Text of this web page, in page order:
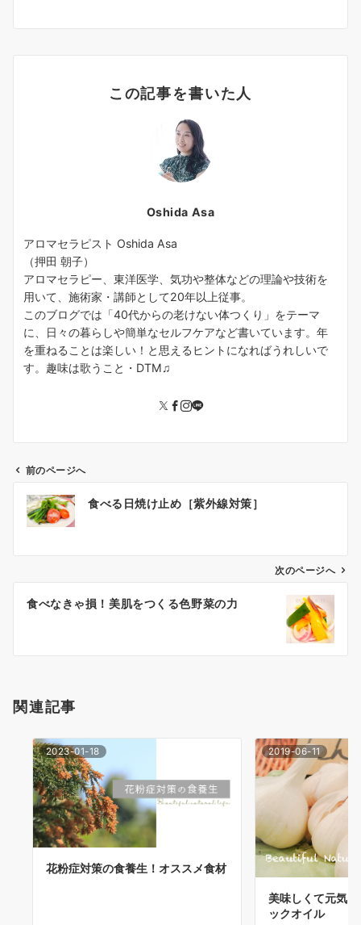
この記事を書いた人
Oshida Asa
アロマセラピスト Oshida Asa
（押田 朝子）
アロマセラピー、東洋医学、気功や整体などの理論や技術を
用いて、施術家・講師として20年以上従事。
このブログでは「40代からの老けない体つくり」をテーマ
に、日々の暮らしや簡単なセルフケアなど書いています。年
を重ねることは楽しい！と思えるヒントになればうれしいで
す。趣味は歌うこと・DTM♫
ン
前のページへ
食べる日焼け止め［紫外線対策］
次のページへ
食べなきゃ損！美肌をつくる色野菜の力
関連記事
2023-01-18
花粉症対策の食養生！オススメ食材
2019-06-11
美味しくて元気
ックオイル